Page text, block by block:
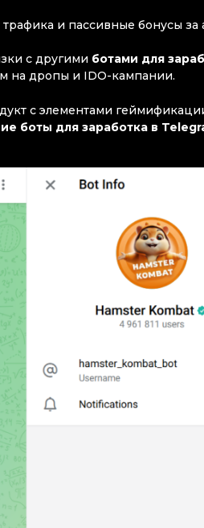
и пассивные бонусы за
с другими ботами для
на дропы и IDO-кампании.
с элементами
боты для заработка в